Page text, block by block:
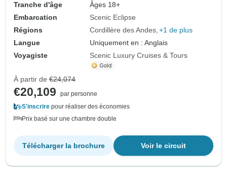
Tranche d'âge
Âges 18+
Embarcation
Scenic Eclipse
Régions
Cordillère des Andes +1 de plus
Langue
Uniquement en : Anglais
Voyagiste
Scenic Luxury Cruises & Tours
À partir de €24,074
€20,109
par personne
S'inscrire pour réaliser des économies
Prix basé sur une chambre double
Voir le circuit
Télécharger la brochure